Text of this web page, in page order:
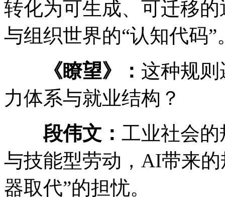
转化为可生成、可迁移
与组织世界的“认知代码”
《瞭望》： 这种规
力体系与就业结构？
段伟文： 工业社会
与技能型劳动，AI带来
器取代”的担忧。